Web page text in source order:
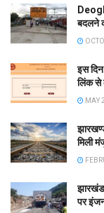
बदलने
इस
लिंक
MAY
मिली
झारखंड
पर